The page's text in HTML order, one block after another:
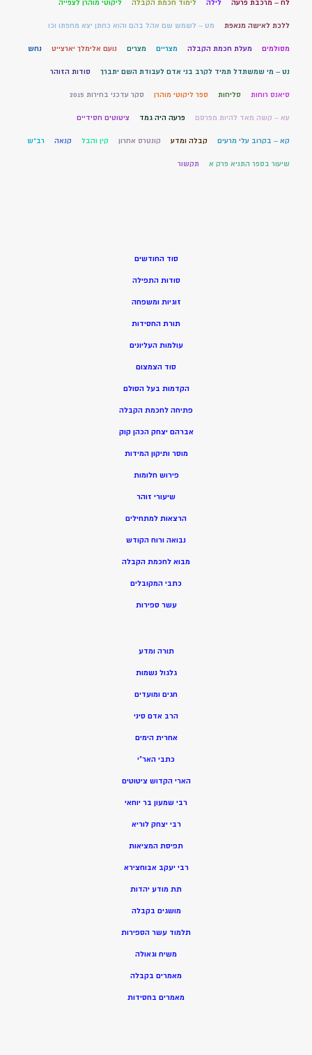
לח – מרכבת פרעה לילה לימוד חכמת הקבלה ליקוטי מוהרן לצפייה
ללכת לאישה מנאפת מט – לשמש שם אהל בהם והוא כחתן יצא מחפתו וכו
מסולמים מעלת חכמת הקבלה מצריים מצרים נועם אלימלך יארצייט נחש
נט – מי שמשתדל תמיד לקרב בני אדם לעבודת השם יתברך סודות הזוהר
סיאנס רוחות סליחות ספר ליקוטי מוהרן סקר עדכני בחירות 2015
עא – קשה מאד להיות מפרסם פרעה היה גמד ציטוטים חסידיים
קא – בקרוב עלי מרעים קבלה ומדע קונטרס אחרון קין והבל קנאה רב"ש
שיעור בספר התניא פרק א תקשור
סוד החודשים
סודות התפילה
זוגיות ומשפחה
תורת החסידות
עולמות העליונים
סוד הצמצום
הקדמות בעל הסולם
פתיחה לחכמת הקבלה
אברהם יצחק הכהן קוק
מוסר ותיקון המידות
פירוש חלומות
שיעורי זוהר
הרצאות למתחילים
נבואה ורוח הקודש
מבוא לחכמת הקבלה
כתבי המקובלים
עשר ספירות
תורה ומדע
גלגול נשמות
חגים ומועדים
הרב אדם סיני
אחרית הימים
כתבי האר”י
הארי הקדוש ציטוטים
רבי שמעון בר יוחאי
רבי יצחק לוריא
תפיסת המציאות
רבי יעקב אבוחצירא
תת מודע יהדות
מושגים בקבלה
תלמוד עשר הספירות
משיח וגאולה
מאמרים בקבלה
מאמרים בחסידות